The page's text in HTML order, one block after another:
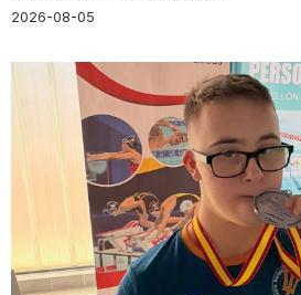
2026-08-05